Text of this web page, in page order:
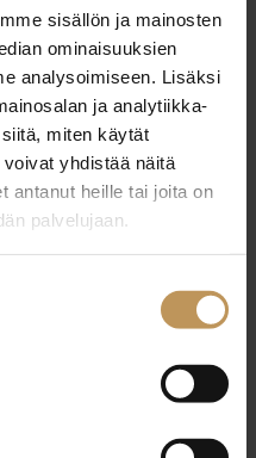
sisällön ja mainosten
ominaisuuksien
analysoimiseen. Lisäksi
ja analytiikka-
miten käytät
yhdistää näitä
antanut heille tai joita on
palvelujaan.